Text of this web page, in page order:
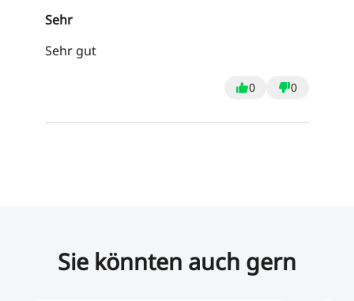
Sehr
Sehr gut
0 0
Sie könnten auch gern